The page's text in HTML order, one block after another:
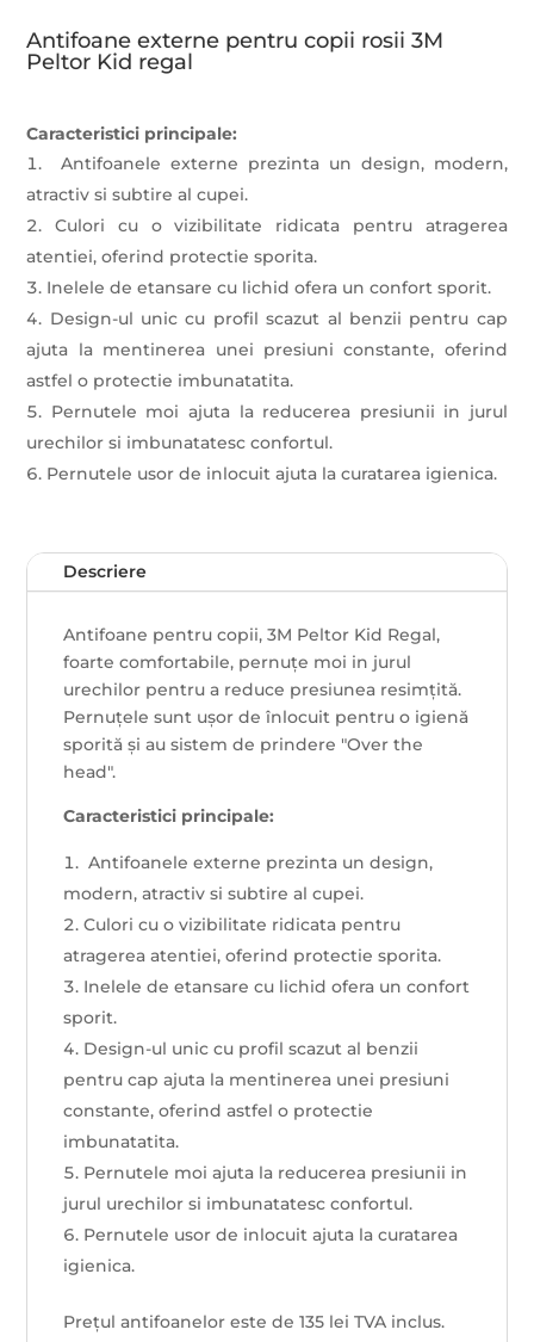
Antifoane externe pentru copii rosii 3M
Peltor Kid regal
Caracteristici principale:
Antifoanele externe prezinta un design, modern,
atractiv si subtire al cupei.
Culori cu o vizibilitate ridicata pentru atragerea
atentiei, oferind protectie sporita.
Inelele de etansare cu lichid ofera un confort sporit.
Design-ul unic cu profil scazut al benzii pentru cap
ajuta la mentinerea unei presiuni constante, oferind
astfel o protectie imbunatatita.
Pernutele moi ajuta la reducerea presiunii in jurul
urechilor si imbunatatesc confortul.
Pernutele usor de inlocuit ajuta la curatarea igienica.
Descriere
Antifoane pentru copii, 3M Peltor Kid Regal,
foarte comfortabile, pernuțe moi in jurul
urechilor pentru a reduce presiunea resimțită.
Pernuțele sunt ușor de înlocuit pentru o igienă
sporită și au sistem de prindere "Over the
head".
Caracteristici principale:
Antifoanele externe prezinta un design,
modern, atractiv si subtire al cupei.
Culori cu o vizibilitate ridicata pentru
atragerea atentiei, oferind protectie sporita.
Inelele de etansare cu lichid ofera un confort
sporit.
Design-ul unic cu profil scazut al benzii
pentru cap ajuta la mentinerea unei presiuni
constante, oferind astfel o protectie
imbunatatita.
Pernutele moi ajuta la reducerea presiunii in
jurul urechilor si imbunatatesc confortul.
Pernutele usor de inlocuit ajuta la curatarea
igienica.
Prețul antifoanelor este de 135 lei TVA inclus.